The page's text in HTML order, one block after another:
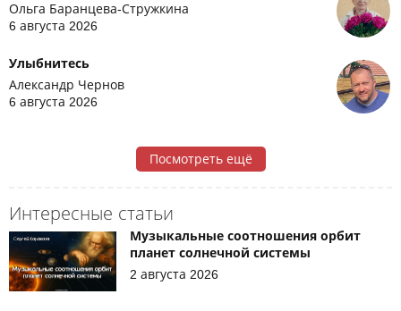
Ольга Баранцева-Стружкина
6 августа 2026
Улыбнитесь
Александр Чернов
6 августа 2026
Посмотреть ещё
Интересные статьи
Музыкальные соотношения орбит
планет солнечной системы
2 августа 2026